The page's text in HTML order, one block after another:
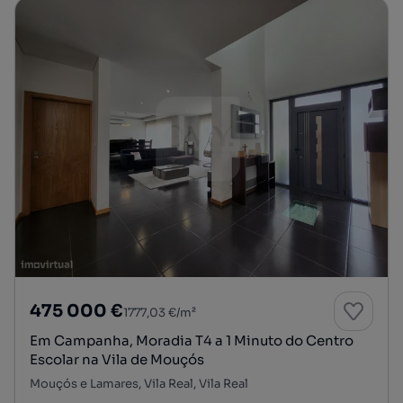
475 000 €1777,03 €/m²
Em Campanha, Moradia T4 a 1 Minuto do Centro
Escolar na Vila de Mouçós
Mouçós e Lamares, Vila Real, Vila Real